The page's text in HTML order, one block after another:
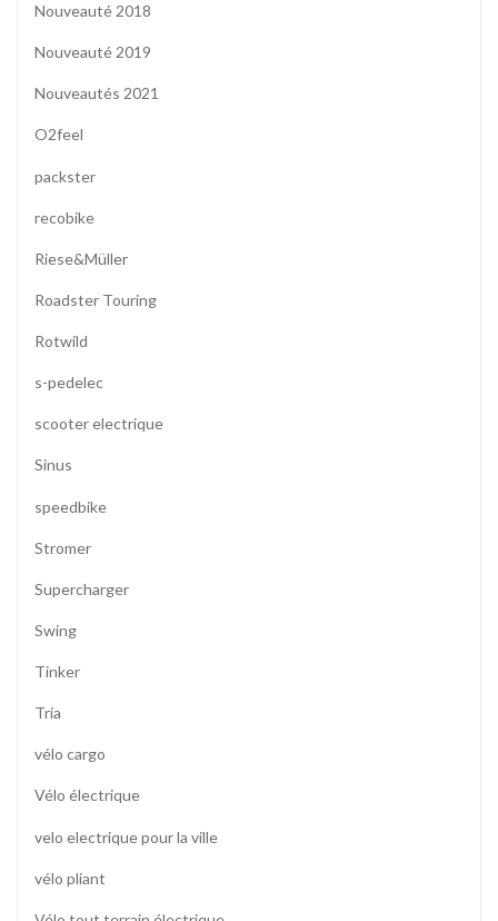
Nouveauté 2018
Nouveauté 2019
Nouveautés 2021
O2feel
packster
recobike
Riese&Müller
Roadster Touring
Rotwild
s-pedelec
scooter electrique
Sinus
speedbike
Stromer
Supercharger
Swing
Tinker
Tria
vélo cargo
Vélo électrique
velo electrique pour la ville
vélo pliant